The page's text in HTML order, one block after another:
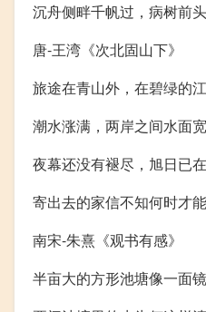
沉舟侧畔千帆过，病树前
唐-王湾《次北固山下》
旅途在青山外，在碧绿的江
潮水涨满，两岸之间水面
夜幕还没有褪尽，旭日已
寄出去的家信不知何时才
南宋-朱熹《观书有感》
半亩大的方形池塘像一面